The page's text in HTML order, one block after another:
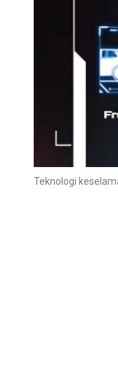
Teknologi